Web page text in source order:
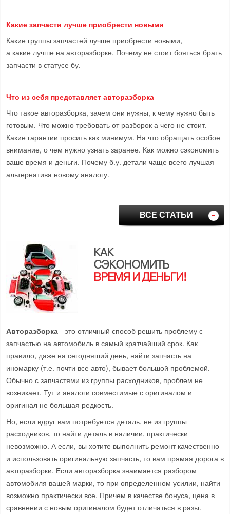
Какие запчасти лучше приобрести новыми
Какие группы запчастей лучше приобрести новыми,
а какие лучше на авторазборке. Почему не стоит бояться брать
запчасти в статусе бу.
Что из себя представляет авторазборка
Что такое авторазборка, зачем они нужны, к чему нужно быть
готовым. Что можно требовать от разборок а чего не стоит.
Какие гарантии просить как минимум. На что обращать особое
внимание, о чем нужно узнать заранее. Как можно сэкономить
ваше время и деньги. Почему б.у. детали чаще всего лучшая
альтернатива новому аналогу.
ВСЕ СТАТЬИ
КАК
СЭКОНОМИТЬ
ВРЕМЯ И ДЕНЬГИ!
Авторазборка - это отличный способ решить проблему с
запчастью на автомобиль в самый кратчайший срок. Как
правило, даже на сегодняший день, найти запчасть на
иномарку (т.е. почти все авто), бывает большой проблемой.
Обычно с запчастями из группы расходников, проблем не
возникает. Тут и аналоги совместимые с оригиналом и
оригинал не большая редкость.
Но, если вдруг вам потребуется деталь, не из группы
расходников, то найти деталь в наличии, практически
невозможно. А если, вы хотите выполнить ремонт качественно
и использовать оригинальную запчасть, то вам прямая дорога в
авторазборки. Если авторазборка знаимается разбором
автомобиля вашей марки, то при определенном усилии, найти
возможно практически все. Причем в качестве бонуса, цена в
сравнении с новым оригиналом будет отличаться в разы.